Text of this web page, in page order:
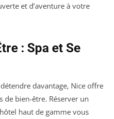
et d’aventure à votre
: Spa et Se
davantage, Nice offre
de bien-être. Réserver un
haut de gamme vous